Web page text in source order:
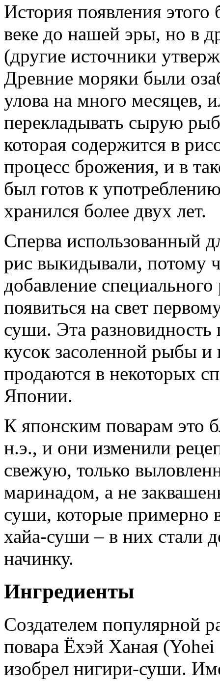
История появления
веке до нашей эры, но в
(другие источники
Древние моряки были
улова на много месяцев,
перекладывать сырую
которая содержится в
процесс брожения, и в
был готов к
хранился более двух лет.
Сперва использованный
рис выкидывали, потому
добавление
появиться на свет
суши. Эта разновидность
кусок засоленной рыбы
продаются в некоторых
Японии.
К японским поварам это
н.э., и они изменили
свежую, только
маринадом, а не
суши, которые примерно
хайа-суши – в них стали
начинку.
Ингредиенты
Создателем популярной
повара Ёхэй Ханая
изобрел нигири-суши.